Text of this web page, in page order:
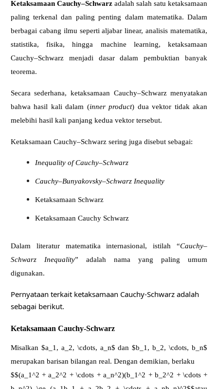
Ketaksamaan Cauchy–Schwarzadalah salah satu ketaksamaan
paling terkenal dan paling penting dalam matematika. Dalam
berbagai cabang ilmu seperti aljabar linear, analisis matematika,
statistika, fisika, hingga machine learning, ketaksamaan
Cauchy–Schwarz menjadi dasar dalam pembuktian banyak
teorema.
Secara sederhana, ketaksamaan Cauchy–Schwarz menyatakan
bahwa hasil kali dalam (inner product) dua vektor tidak akan
melebihi hasil kali panjang kedua vektor tersebut.
Ketaksamaan Cauchy–Schwarz sering juga disebut sebagai:
Inequality of Cauchy–Schwarz
Cauchy–Bunyakovsky–Schwarz Inequality
Ketaksamaan Schwarz
Ketaksamaan Cauchy Schwarz
Dalam literatur matematika internasional, istilah “Cauchy–
Schwarz Inequality” adalah nama yang paling umum
digunakan.
Pernyataan terkait ketaksamaan Cauchy-Schwarz adalah
sebagai berikut.
Ketaksamaan Cauchy-Schwarz
Misalkan $a_1, a_2, \cdots, a_n$ dan $b_1, b_2, \cdots, b_n$
merupakan barisan bilangan real. Dengan demikian, berlaku
$$(a_1^2 + a_2^2 + \cdots + a_n^2)(b_1^2 + b_2^2 + \cdots +